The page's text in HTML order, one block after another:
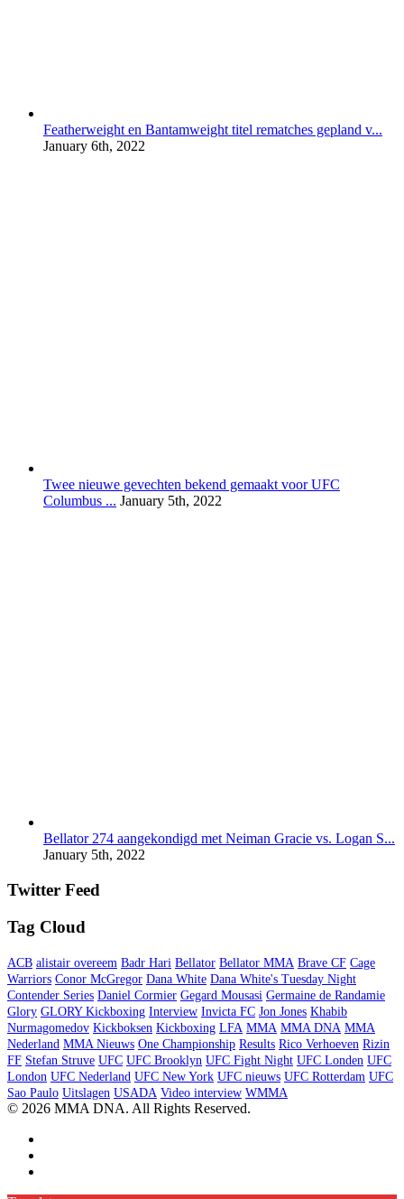
Featherweight en Bantamweight titel rematches gepland v...
January 6th, 2022
Twee nieuwe gevechten bekend gemaakt voor UFC
Columbus ... January 5th, 2022
Bellator 274 aangekondigd met Neiman Gracie vs. Logan S...
January 5th, 2022
Twitter Feed
Tag Cloud
ACB alistair overeem Badr Hari Bellator Bellator MMA Brave CF Cage
Warriors Conor McGregor Dana White Dana White's Tuesday Night
Contender Series Daniel Cormier Gegard Mousasi Germaine de Randamie
Glory GLORY Kickboxing Interview Invicta FC Jon Jones Khabib
Nurmagomedov Kickboksen Kickboxing LFA MMA MMA DNA MMA
Nederland MMA Nieuws One Championship Results Rico Verhoeven Rizin
FF Stefan Struve UFC UFC Brooklyn UFC Fight Night UFC Londen UFC
London UFC Nederland UFC New York UFC nieuws UFC Rotterdam UFC
Sao Paulo Uitslagen USADA Video interview WMMA
© 2026 MMA DNA. All Rights Reserved.